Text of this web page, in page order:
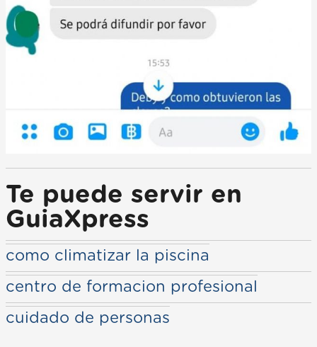
Te puede servir en
GuiaXpress
como climatizar la piscina
centro de formacion profesional
cuidado de personas